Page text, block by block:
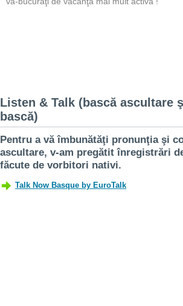
Listen & Talk (bască ascultare
bască)
Pentru a vă îmbunătăţi pronunţia şi
ascultare, v-am pregătit înregistrări
făcute de vorbitori nativi.